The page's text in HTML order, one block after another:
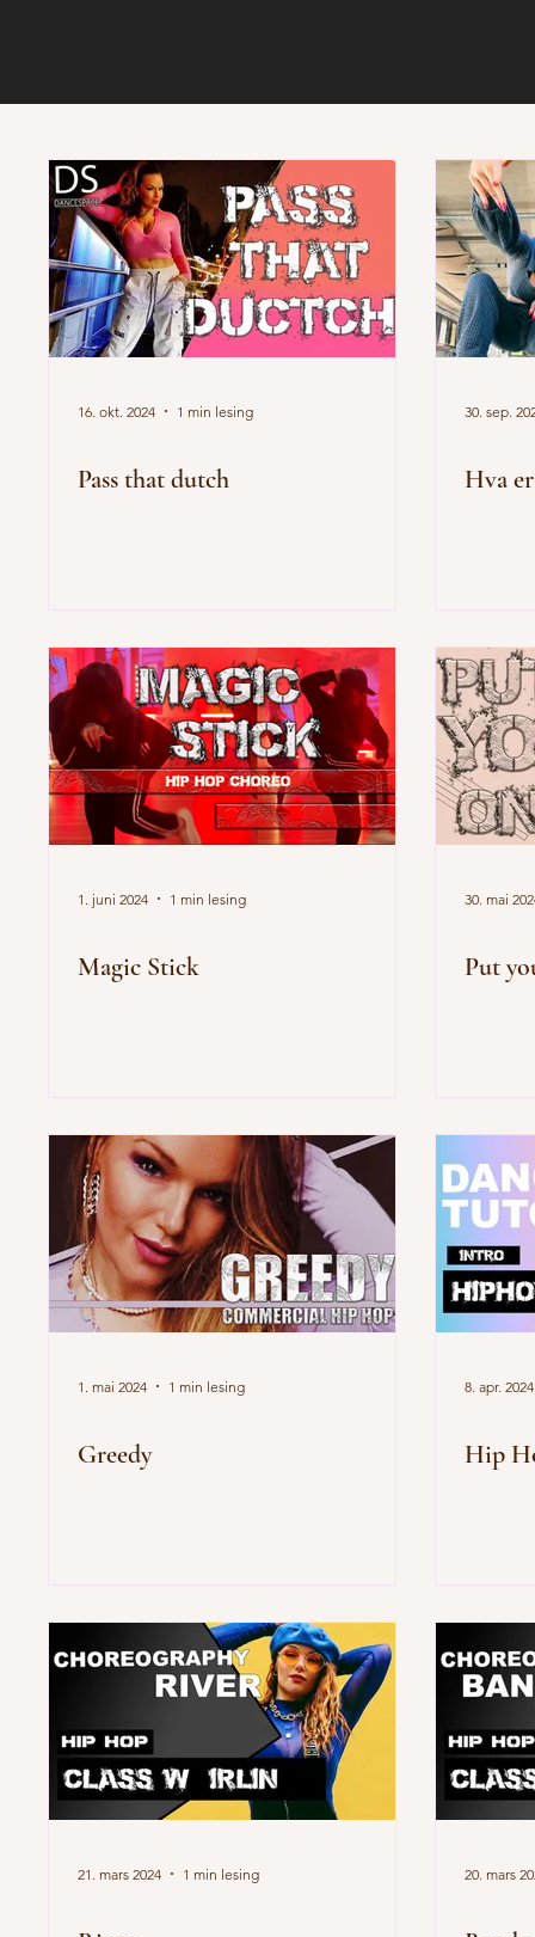
16. okt. 2024 1 min lesing
Pass that dutch
30. sep.
Hva
1. juni 2024 1 min lesing
Magic Stick
30. mai
Put
1. mai 2024 1 min lesing
Greedy
8. apr. 2024
Hip
21. mars 2024 1 min lesing 20. mars